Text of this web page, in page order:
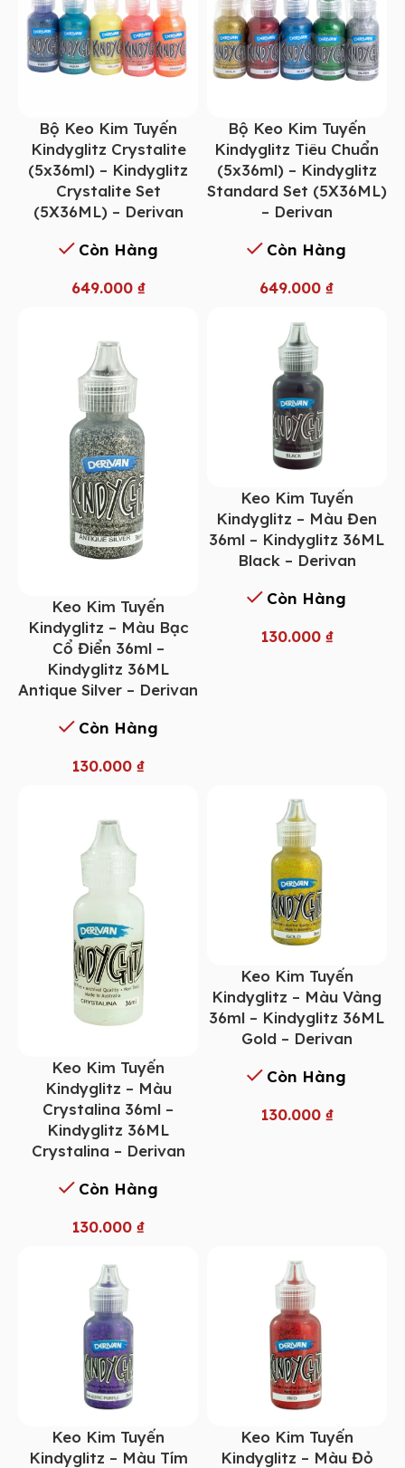
Bộ Keo Kim Tuyến
Kindyglitz Crystalite
(5x36ml) – Kindyglitz
Crystalite Set
(5X36ML) – Derivan
Còn Hàng
649.000 ₫
Bộ Keo Kim Tuyến
Kindyglitz Tiêu Chuẩn
(5x36ml) – Kindyglitz
Standard Set (5X36ML)
– Derivan
Còn Hàng
649.000₫
Keo Kim Tuyến
Kindyglitz – Màu Bạc
Cổ Điển 36ml –
Kindyglitz 36ML
Antique Silver – Derivan
Còn Hàng
130.000 ₫
Keo Kim Tuyến
Kindyglitz – Màu Đen
36ml – Kindyglitz 36ML
Black – Derivan
Còn Hàng
130.000 ₫
Keo Kim Tuyến
Kindyglitz – Màu
Crystalina 36ml –
Kindyglitz 36ML
Crystalina – Derivan
Còn Hàng
130.000 ₫
Keo Kim Tuyến
Kindyglitz – Màu Vàng
36ml – Kindyglitz 36ML
Gold – Derivan
Còn Hàng
130.000 ₫
Keo Kim Tuyến
Kindyglitz – Màu Tím
Keo Kim Tuyến
Kindyglitz – Màu Đỏ